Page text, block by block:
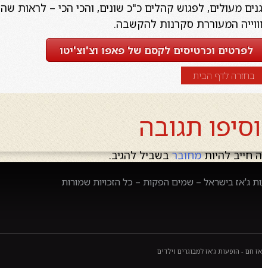
מעולים, לפגוש קהלים כ"כ שונים, והכי הכי –
המעוררת סקרנות להקשבה.
לפרטים וכרטיסים לקסם של פאפו וצ'וצ'יטו
בחזרה לדף הבית
תגובה
חייב להיותמחוברבשביל להגיב.
ג'אז בישראל – שמים הפקות – כל הזכויות שמורות
חם - הופעות ג'אז למבוגרים וילדים